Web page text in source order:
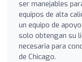
ser manejables
equipos de alta
un equipo de
solo obtengan su
necesaria para
de Chicago.